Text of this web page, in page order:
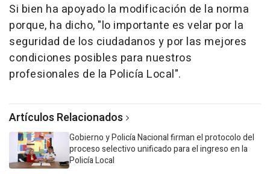
Si bien ha apoyado la modificación de la norma
porque, ha dicho, "lo importante es velar por la
seguridad de los ciudadanos y por las mejores
condiciones posibles para nuestros
profesionales de la Policía Local".
Artículos Relacionados
Gobierno y Policía Nacional firman el protocolo del
proceso selectivo unificado para el ingreso en la
Policía Local